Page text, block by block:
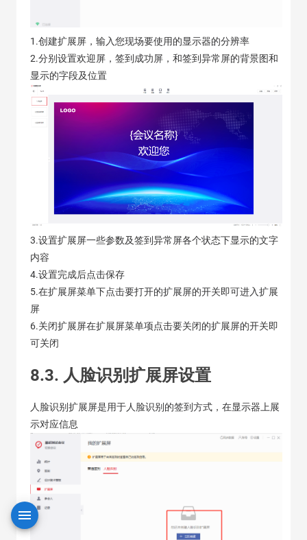
1.创建扩展屏，输入您现场要使用的显示器的分辨率
2.分别设置欢迎屏，签到成功屏，和签到异常屏的背景图和
显示的字段及位置
3.设置扩展屏一些参数及签到异常屏各个状态下显示的文字
内容
4.设置完成后点击保存
5.在扩展屏菜单下点击要打开的扩展屏的开关即可进入扩展
屏
6.关闭扩展屏在扩展屏菜单项点击要关闭的扩展屏的开关即
可关闭
8.3. 人脸识别扩展屏设置
人脸识别扩展屏是用于人脸识别的签到方式，在显示器上展
示对应信息